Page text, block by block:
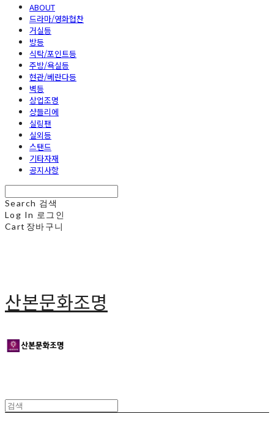
ABOUT
드라마/영화협찬
거실등
방등
식탁/포인트등
주방/욕실등
현관/베란다등
벽등
상업조명
샹들리에
실링팬
실외등
스탠드
기타자재
공지사항
Search 검색
Log In 로그인
Cart 장바구니
산본문화조명